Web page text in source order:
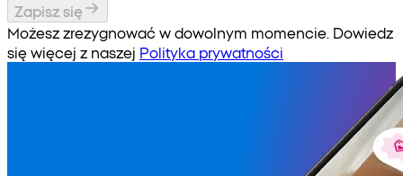
Zapisz się
Możesz zrezygnować w dowolnym momencie. Dowiedz
się więcej z naszej Polityka prywatności